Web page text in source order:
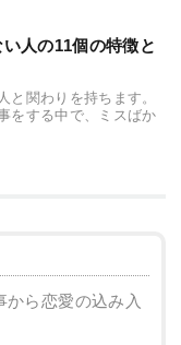
人の11個の特徴と
と関わりを持ちます。
をする中で、ミスばか
ら恋愛の込み入